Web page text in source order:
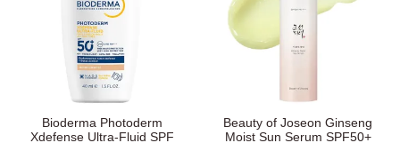
Bioderma Photoderm
Xdefense Ultra-Fluid SPF
Beauty of Joseon Ginseng
Moist Sun Serum SPF50+